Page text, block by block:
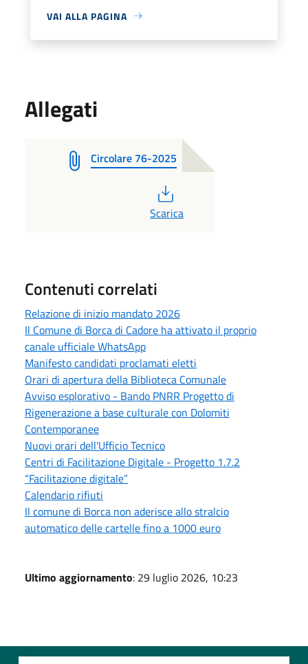
VAI ALLA PAGINA
Allegati
Circolare 76-2025
Scarica
Contenuti correlati
Relazione di inizio mandato 2026
Il Comune di Borca di Cadore ha attivato il proprio
canale ufficiale WhatsApp
Manifesto candidati proclamati eletti
Orari di apertura della Biblioteca Comunale
Avviso esplorativo - Bando PNRR Progetto di
Rigenerazione a base culturale con Dolomiti
Contemporanee
Nuovi orari dell'Ufficio Tecnico
Centri di Facilitazione Digitale - Progetto 1.7.2
“Facilitazione digitale”
Calendario rifiuti
Il comune di Borca non aderisce allo stralcio
automatico delle cartelle fino a 1000 euro
Ultimo aggiornamento: 29 luglio 2026, 10:23